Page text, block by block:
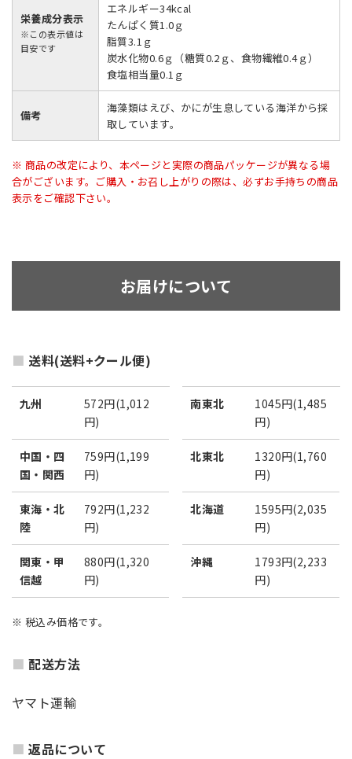
栄養成分表示
※この表示値は
目安です
エネルギー34kcal
たんぱく質1.0ｇ
脂質3.1ｇ
炭水化物0.6ｇ（糖質0.2ｇ、食物繊維0.4ｇ）
食塩相当量0.1ｇ
備考
海藻類はえび、かにが生息している海洋から採
取しています。
※ 商品の改定により、本ページと実際の商品パッケージが異なる場
合がございます。ご購入・お召し上がりの際は、必ずお手持ちの商品
表示をご確認下さい。
お届けについて
送料(送料+クール便)
九州
572円(1,012
円)
中国・四
国・関西
759円(1,199
円)
東海・北
陸
792円(1,232
円)
関東・甲
信越
880円(1,320
円)
南東北
1045円(1,485
円)
北東北
1320円(1,760
円)
北海道
1595円(2,035
円)
沖縄
1793円(2,233
円)
※ 税込み価格です。
配送方法
ヤマト運輸
返品について